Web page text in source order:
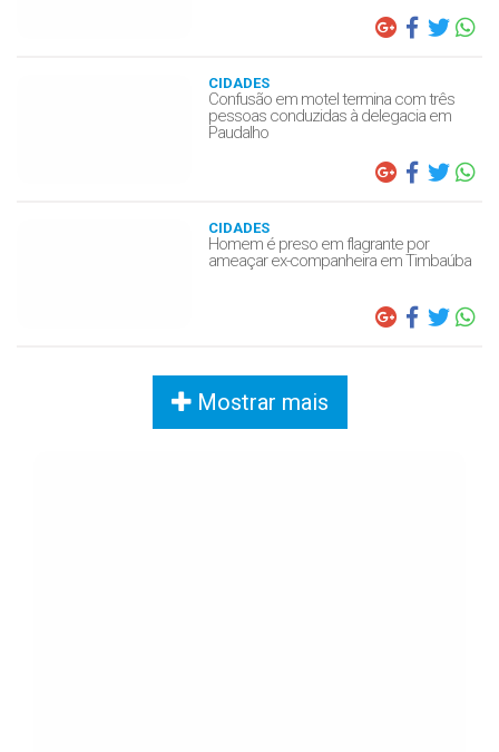
CIDADES
Confusão em motel termina com três
pessoas conduzidas à delegacia em
Paudalho
CIDADES
Homem é preso em flagrante por
ameaçar ex-companheira em Timbaúba
Mostrar mais